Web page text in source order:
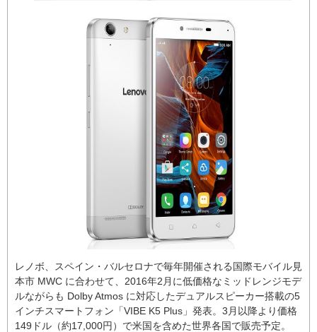
レノボ、スペイン・バルセロナで毎年開催される国際モバイル見
本市 MWC に合わせて、2016年2月に低価格なミッドレンジモデ
ルながらも Dolby Atmos に対応したデュアルスピーカー搭載の5
インチスマートフォン「VIBE K5 Plus」発表。3月以降より価格
149ドル（約17,000円）で米国を含めた世界各国で販売予定。